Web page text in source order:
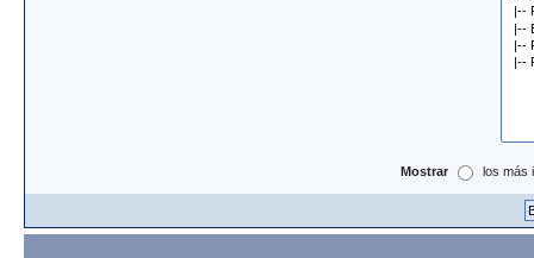
Mostrar los más